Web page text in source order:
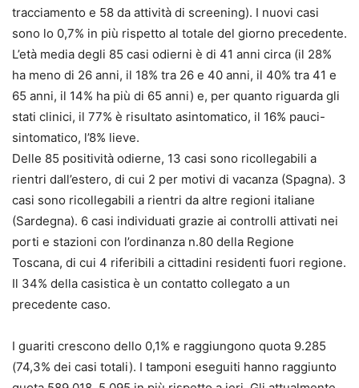
tracciamento e 58 da attività di screening). I nuovi casi
sono lo 0,7% in più rispetto al totale del giorno precedente.
L’età media degli 85 casi odierni è di 41 anni circa (il 28%
ha meno di 26 anni, il 18% tra 26 e 40 anni, il 40% tra 41 e
65 anni, il 14% ha più di 65 anni) e, per quanto riguarda gli
stati clinici, il 77% è risultato asintomatico, il 16% pauci-
sintomatico, l’8% lieve.
Delle 85 positività odierne, 13 casi sono ricollegabili a
rientri dall’estero, di cui 2 per motivi di vacanza (Spagna). 3
casi sono ricollegabili a rientri da altre regioni italiane
(Sardegna). 6 casi individuati grazie ai controlli attivati nei
porti e stazioni con l’ordinanza n.80 della Regione
Toscana, di cui 4 riferibili a cittadini residenti fuori regione.
Il 34% della casistica è un contatto collegato a un
precedente caso.
I guariti crescono dello 0,1% e raggiungono quota 9.285
(74,3% dei casi totali). I tamponi eseguiti hanno raggiunto